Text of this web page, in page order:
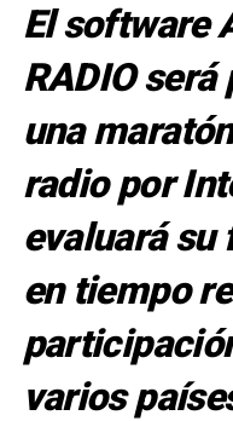
El software
RADIO será
una
radio por
evaluará
en tiempo
varios